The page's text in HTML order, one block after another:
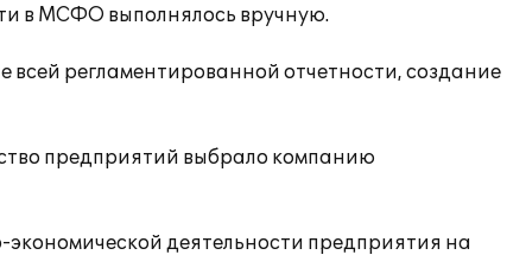
в МСФО выполнялось вручную.
регламентированной отчетности, создание
предприятий выбрало компанию
деятельности предприятия на